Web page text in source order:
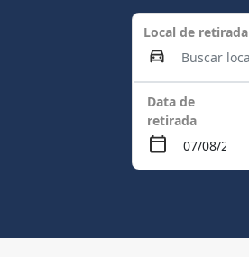
Local de retirada
Data de
retirada